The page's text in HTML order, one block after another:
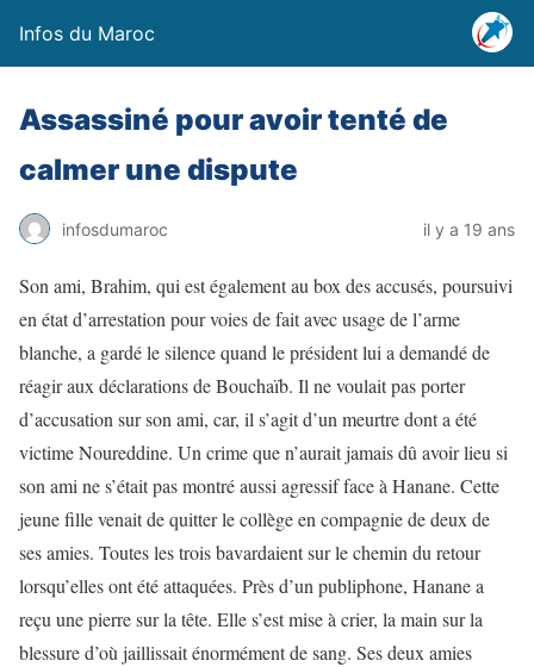
Infos du Maroc
Assassiné pour avoir tenté de
calmer une dispute
infosdumaroc il y a 19 ans
Son ami, Brahim, qui est également au box des accusés, poursuivi
en état d’arrestation pour voies de fait avec usage de l’arme
blanche, a gardé le silence quand le président lui a demandé de
réagir aux déclarations de Bouchaïb. Il ne voulait pas porter
d’accusation sur son ami, car, il s’agit d’un meurtre dont a été
victime Noureddine. Un crime que n’aurait jamais dû avoir lieu si
son ami ne s’était pas montré aussi agressif face à Hanane. Cette
jeune fille venait de quitter le collège en compagnie de deux de
ses amies. Toutes les trois bavardaient sur le chemin du retour
lorsqu’elles ont été attaquées. Près d’un publiphone, Hanane a
reçu une pierre sur la tête. Elle s’est mise à crier, la main sur la
blessure d’où jaillissait énormément de sang. Ses deux amies